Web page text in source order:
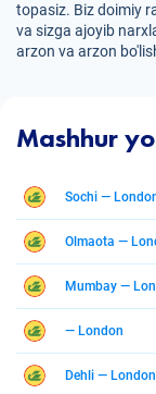
topasiz. Biz doimiy
va sizga ajoyib
arzon va arzon
Mashhur
Sochi —
Olmaota —
Mumbay —
— London
Dehli — London